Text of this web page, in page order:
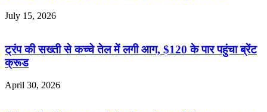
July 15, 2026
ट्रंप की सख्ती से कच्चे तेल में लगी आग, $120 के पार पहुंचा ब्रेंट
क्रूड
April 30, 2026